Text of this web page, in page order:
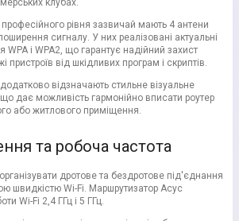
клубах.
рівня зазвичай мають 4 антени
сигналу. У них реалізовані актуальні
і WPA2, що гарантує надійний захист
від шкідливих програм і скриптів.
відзначають стильне візуальне
дає можливість гармонійно вписати роутер
або житлового приміщення.
та робоча частота
дротове та бездротове під'єднання
швидкістю Wi-Fi. Маршрутизатор Асус
Wi-Fi 2,4 ГГц і 5 ГГц.